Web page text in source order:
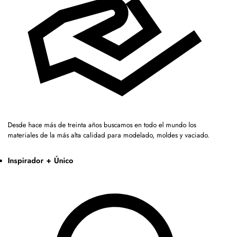
Desde hace más de treinta años buscamos en todo el mundo los
materiales de la más alta calidad para modelado, moldes y vaciado.
Inspirador + Único